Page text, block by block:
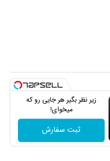
زیر نظر بگیر هر جایی رو که
میخوای!
ثبت سفارش